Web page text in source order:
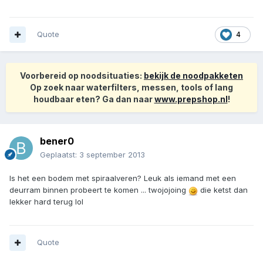
4
Quote
Voorbereid op noodsituaties: bekijk de noodpakketen
Op zoek naar waterfilters, messen, tools of lang
houdbaar eten? Ga dan naarwww.prepshop.nl!
bener0
Geplaatst: 3 september 2013
Is het een bodem met spiraalveren? Leuk als iemand met een
deurram binnen probeert te komen ... twojojoing
die ketst dan
lekker hard terug lol
Quote